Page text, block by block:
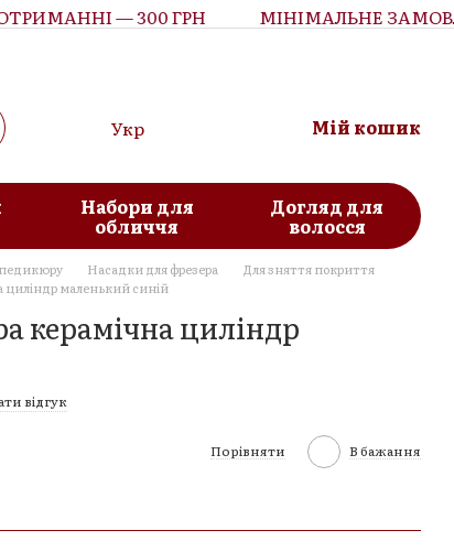
— 300 ГРН МІНІМАЛЬНЕ
Укр Мій кошик
Набори для
обличчя
Догляд для
волосся
педикюру Насадки для фрезера
Для зняття покриття
циліндр маленький синій
керамічна циліндр
відгук
Порівняти В бажання